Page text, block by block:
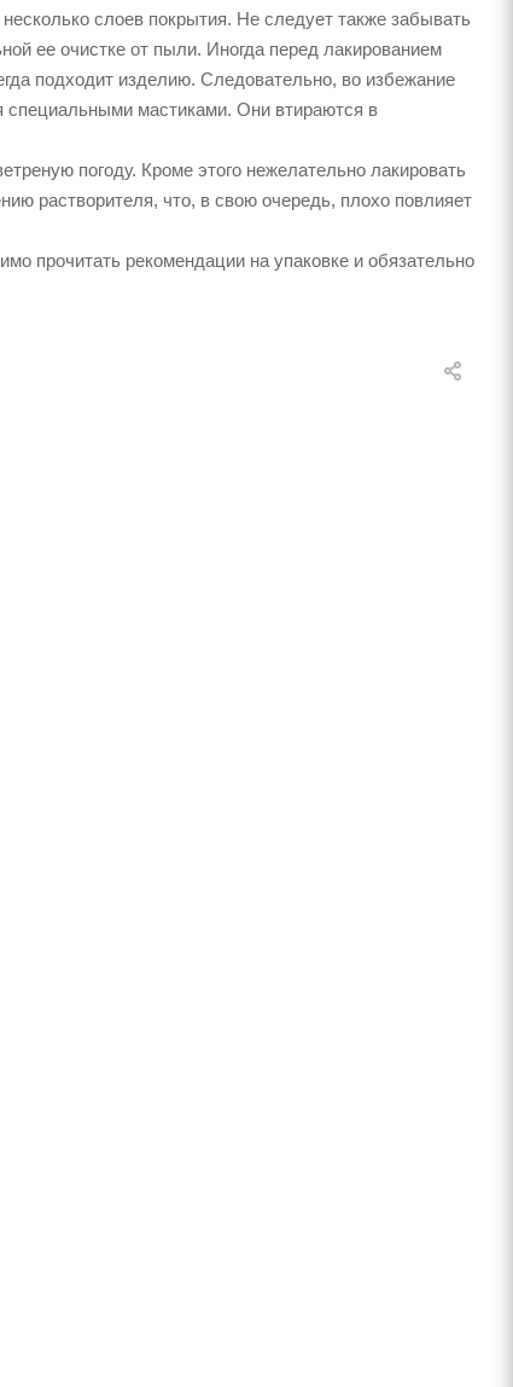
слоев покрытия. Не следует также забывать
ее очистке от пыли. Иногда перед лакированием
подходит изделию. Следовательно, во избежание
специальными мастиками. Они втираются в
погоду. Кроме этого нежелательно лакировать
растворителя, что, в свою очередь, плохо повлияет
прочитать рекомендации на упаковке и обязательно